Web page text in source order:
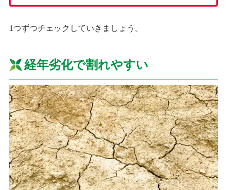
1つずつチェックしていきましょう。
経年劣化で割れやすい